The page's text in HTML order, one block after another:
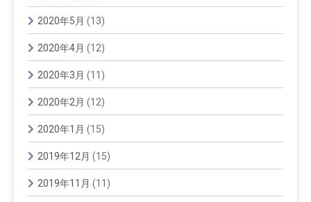
2020年5月 (13)
2020年4月 (12)
2020年3月 (11)
2020年2月 (12)
2020年1月 (15)
2019年12月 (15)
2019年11月 (11)